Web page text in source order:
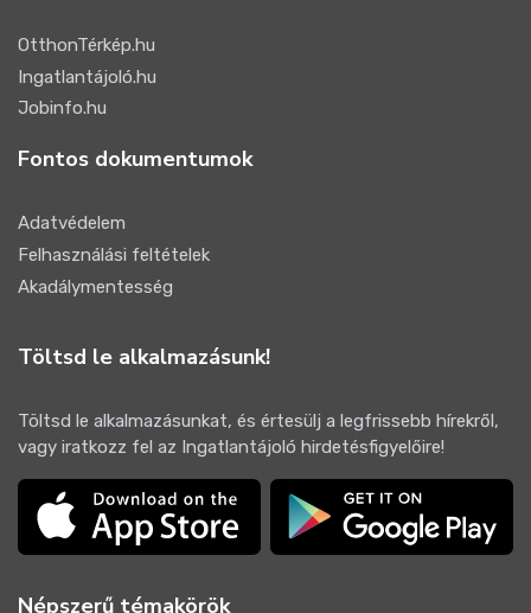
OtthonTérkép.hu
Ingatlantájoló.hu
Jobinfo.hu
Fontos dokumentumok
Adatvédelem
Felhasználási feltételek
Akadálymentesség
Töltsd le alkalmazásunk!
Töltsd le alkalmazásunkat, és értesülj a legfrissebb hírekről,
vagy iratkozz fel az Ingatlantájoló hirdetésfigyelőire!
Népszerű témakörök